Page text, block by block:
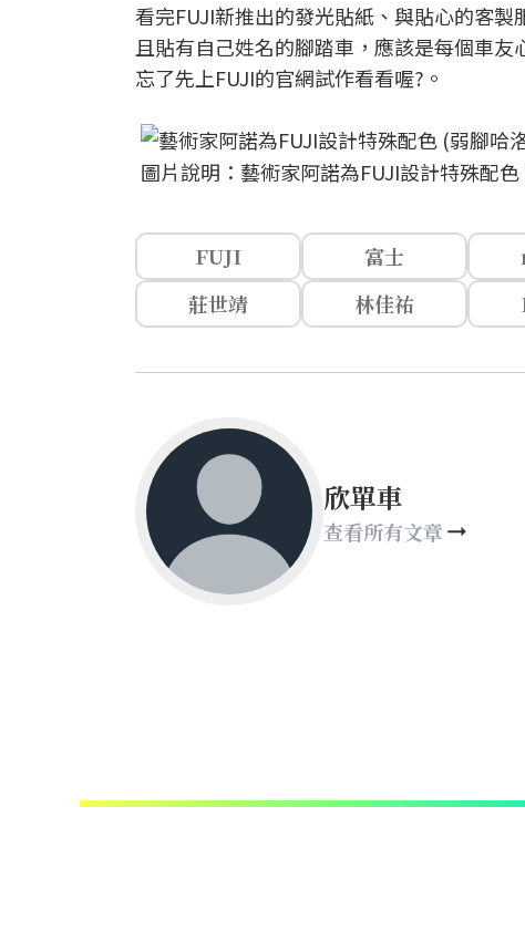
看完FUJI新推出的發光貼紙、與貼心的客
且貼有自己姓名的腳踏車，應該是每個車
忘了先上FUJI的官網試作看看喔?。
圖片說明：藝術家阿諾為FUJI設計特殊配
FUJI 富士
莊世靖
林佳祐
欣單車
查看所有文章